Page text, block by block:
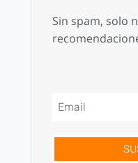
Sin spam, solo